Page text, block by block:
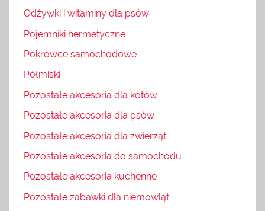
Odżywki i witaminy dla psów
Pojemniki hermetyczne
Pokrowce samochodowe
Półmiski
Pozostałe akcesoria dla kotów
Pozostałe akcesoria dla psów
Pozostałe akcesoria dla zwierząt
Pozostałe akcesoria do samochodu
Pozostałe akcesoria kuchenne
Pozostałe zabawki dla niemowląt